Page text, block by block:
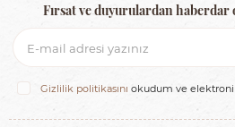
Fırsat ve duyurulardan
Gizlilik politikasını okudum ve